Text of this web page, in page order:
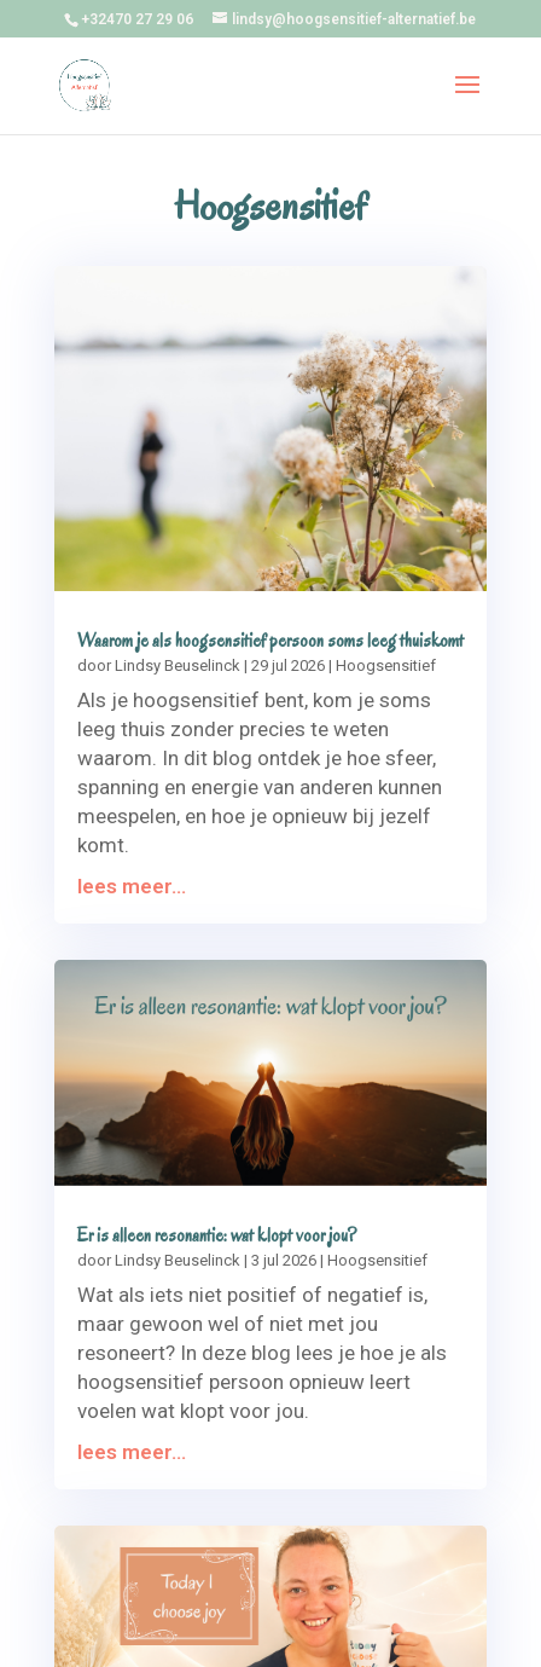
+32470 27 29 06 lindsy@hoogsensitief-alternatief.be
Hoogsensitief
Waarom je als hoogsensitief persoon soms leeg thuiskomt
doorLindsy Beuselinck| 29 jul 2026| Hoogsensitief
Als je hoogsensitief bent, kom je soms
leeg thuis zonder precies te weten
waarom. In dit blog ontdek je hoe sfeer,
spanning en energie van anderen kunnen
meespelen, en hoe je opnieuw bij jezelf
komt.
lees meer...
Er is alleen resonantie: wat klopt voor jou?
doorLindsy Beuselinck | 3 jul 2026| Hoogsensitief
Wat als iets niet positief of negatief is,
maar gewoon wel of niet met jou
resoneert? In deze blog lees je hoe je als
hoogsensitief persoon opnieuw leert
voelen wat klopt voor jou.
lees meer...